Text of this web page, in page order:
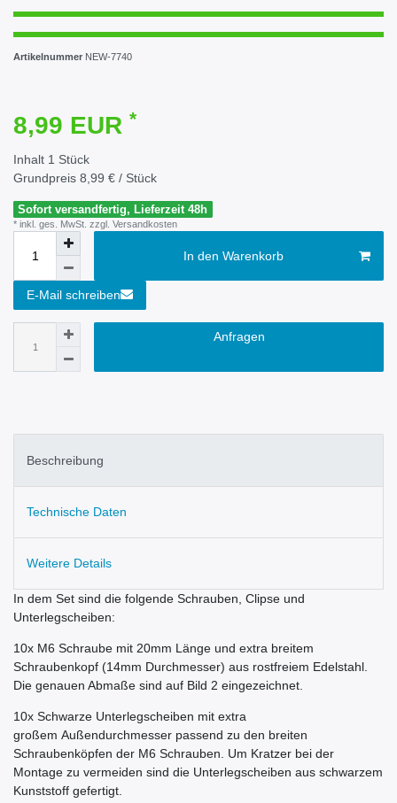
Artikelnummer NEW-7740
8,99 EUR *
Inhalt 1 Stück
Grundpreis 8,99 € / Stück
Sofort versandfertig, Lieferzeit 48h
* inkl. ges. MwSt. zzgl. Versandkosten
In den Warenkorb
E-Mail schreiben
Anfragen
Beschreibung
Technische Daten
Weitere Details
In dem Set sind die folgende Schrauben, Clipse und
Unterlegscheiben:
10x M6 Schraube mit 20mm Länge und extra breitem
Schraubenkopf (14mm Durchmesser) aus rostfreiem Edelstahl.
Die genauen Abmaße sind auf Bild 2 eingezeichnet.
10x Schwarze Unterlegscheiben mit extra
großem Außendurchmesser passend zu den breiten
Schraubenköpfen der M6 Schrauben. Um Kratzer bei der
Montage zu vermeiden sind die Unterlegscheiben aus schwarzem
Kunststoff gefertigt.